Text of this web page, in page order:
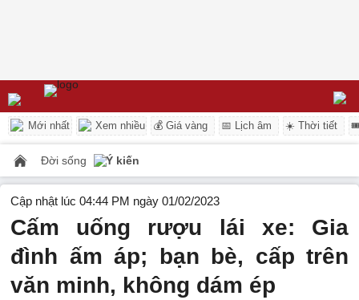
Mới nhất Xem nhiều 💰 Giá vàng 📅 Lịch âm ☀️ Thời tiết
Đời sống Ý kiến
Cập nhật lúc 04:44 PM ngày 01/02/2023
Cấm uống rượu lái xe: Gia
đình ấm áp; bạn bè, cấp trên
văn minh, không dám ép